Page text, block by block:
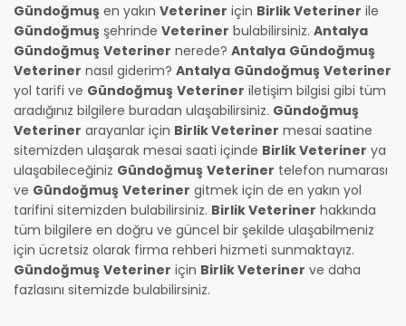
Gündoğmuş en yakın Veteriner için Birlik Veteriner ile
Gündoğmuş şehrinde Veteriner bulabilirsiniz. Antalya
Gündoğmuş Veteriner nerede? Antalya Gündoğmuş
Veteriner nasıl giderim? Antalya Gündoğmuş Veteriner
yol tarifi ve Gündoğmuş Veteriner iletişim bilgisi gibi tüm
aradığınız bilgilere buradan ulaşabilirsiniz. Gündoğmuş
Veteriner arayanlar için Birlik Veteriner mesai saatine
sitemizden ulaşarak mesai saati içinde Birlik Veteriner ya
ulaşabileceğiniz Gündoğmuş Veteriner telefon numarası
ve Gündoğmuş Veteriner gitmek için de en yakın yol
tarifini sitemizden bulabilirsiniz. Birlik Veteriner hakkında
tüm bilgilere en doğru ve güncel bir şekilde ulaşabilmeniz
için ücretsiz olarak firma rehberi hizmeti sunmaktayız.
Gündoğmuş Veteriner için Birlik Veteriner ve daha
fazlasını sitemizde bulabilirsiniz.